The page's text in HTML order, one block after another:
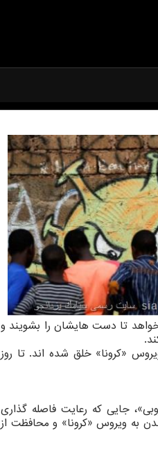
تا دست هایشان را بشویند و
«کرونا» خلق شده اند. تا روز
جایی که رعایت فاصله گذاری
به ویروس «کرونا» و محافظت از